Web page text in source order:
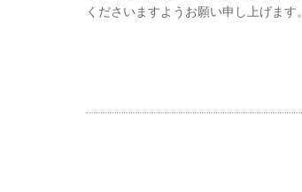
くださいますようお願い申し上げます。